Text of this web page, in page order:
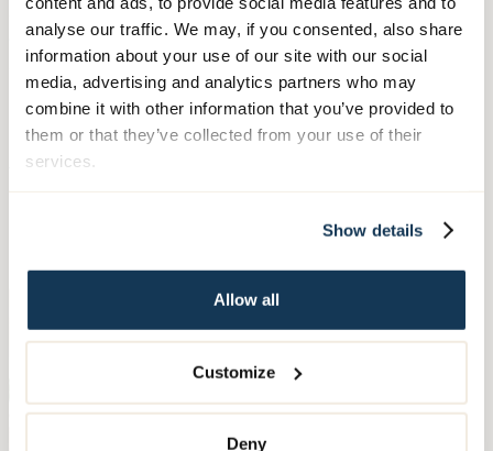
analyse our traffic. We may, if you consented, also share
information about your use of our site with our social
media, advertising and analytics partners who may
combine it with other information that you’ve provided to
them or that they’ve collected from your use of their
services.
Show details
Allow all
Customize
Deny
Samtliga av våra lägenheter har trygghetslarm och
omvårdnadspersonal finns tillgänglig dygnet runt.
Sjuksköterska finns på plats sju dagar i veckan.
Det är lätt att umgås och här blir alla sedda. Närheten till
naturen gör att alla lägenheter har grönskande utsikt. Vi har
flera grönskande terrasser där vi ofta intar både, fika,